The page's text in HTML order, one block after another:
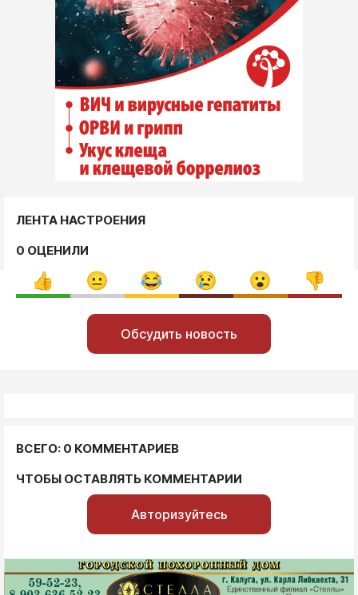
ЛЕНТА НАСТРОЕНИЯ
0 ОЦЕНИЛИ
Обсудить новость
ВСЕГО: 0 КОММЕНТАРИЕВ
ЧТОБЫ ОСТАВЛЯТЬ КОММЕНТАРИИ
Авторизуйтесь